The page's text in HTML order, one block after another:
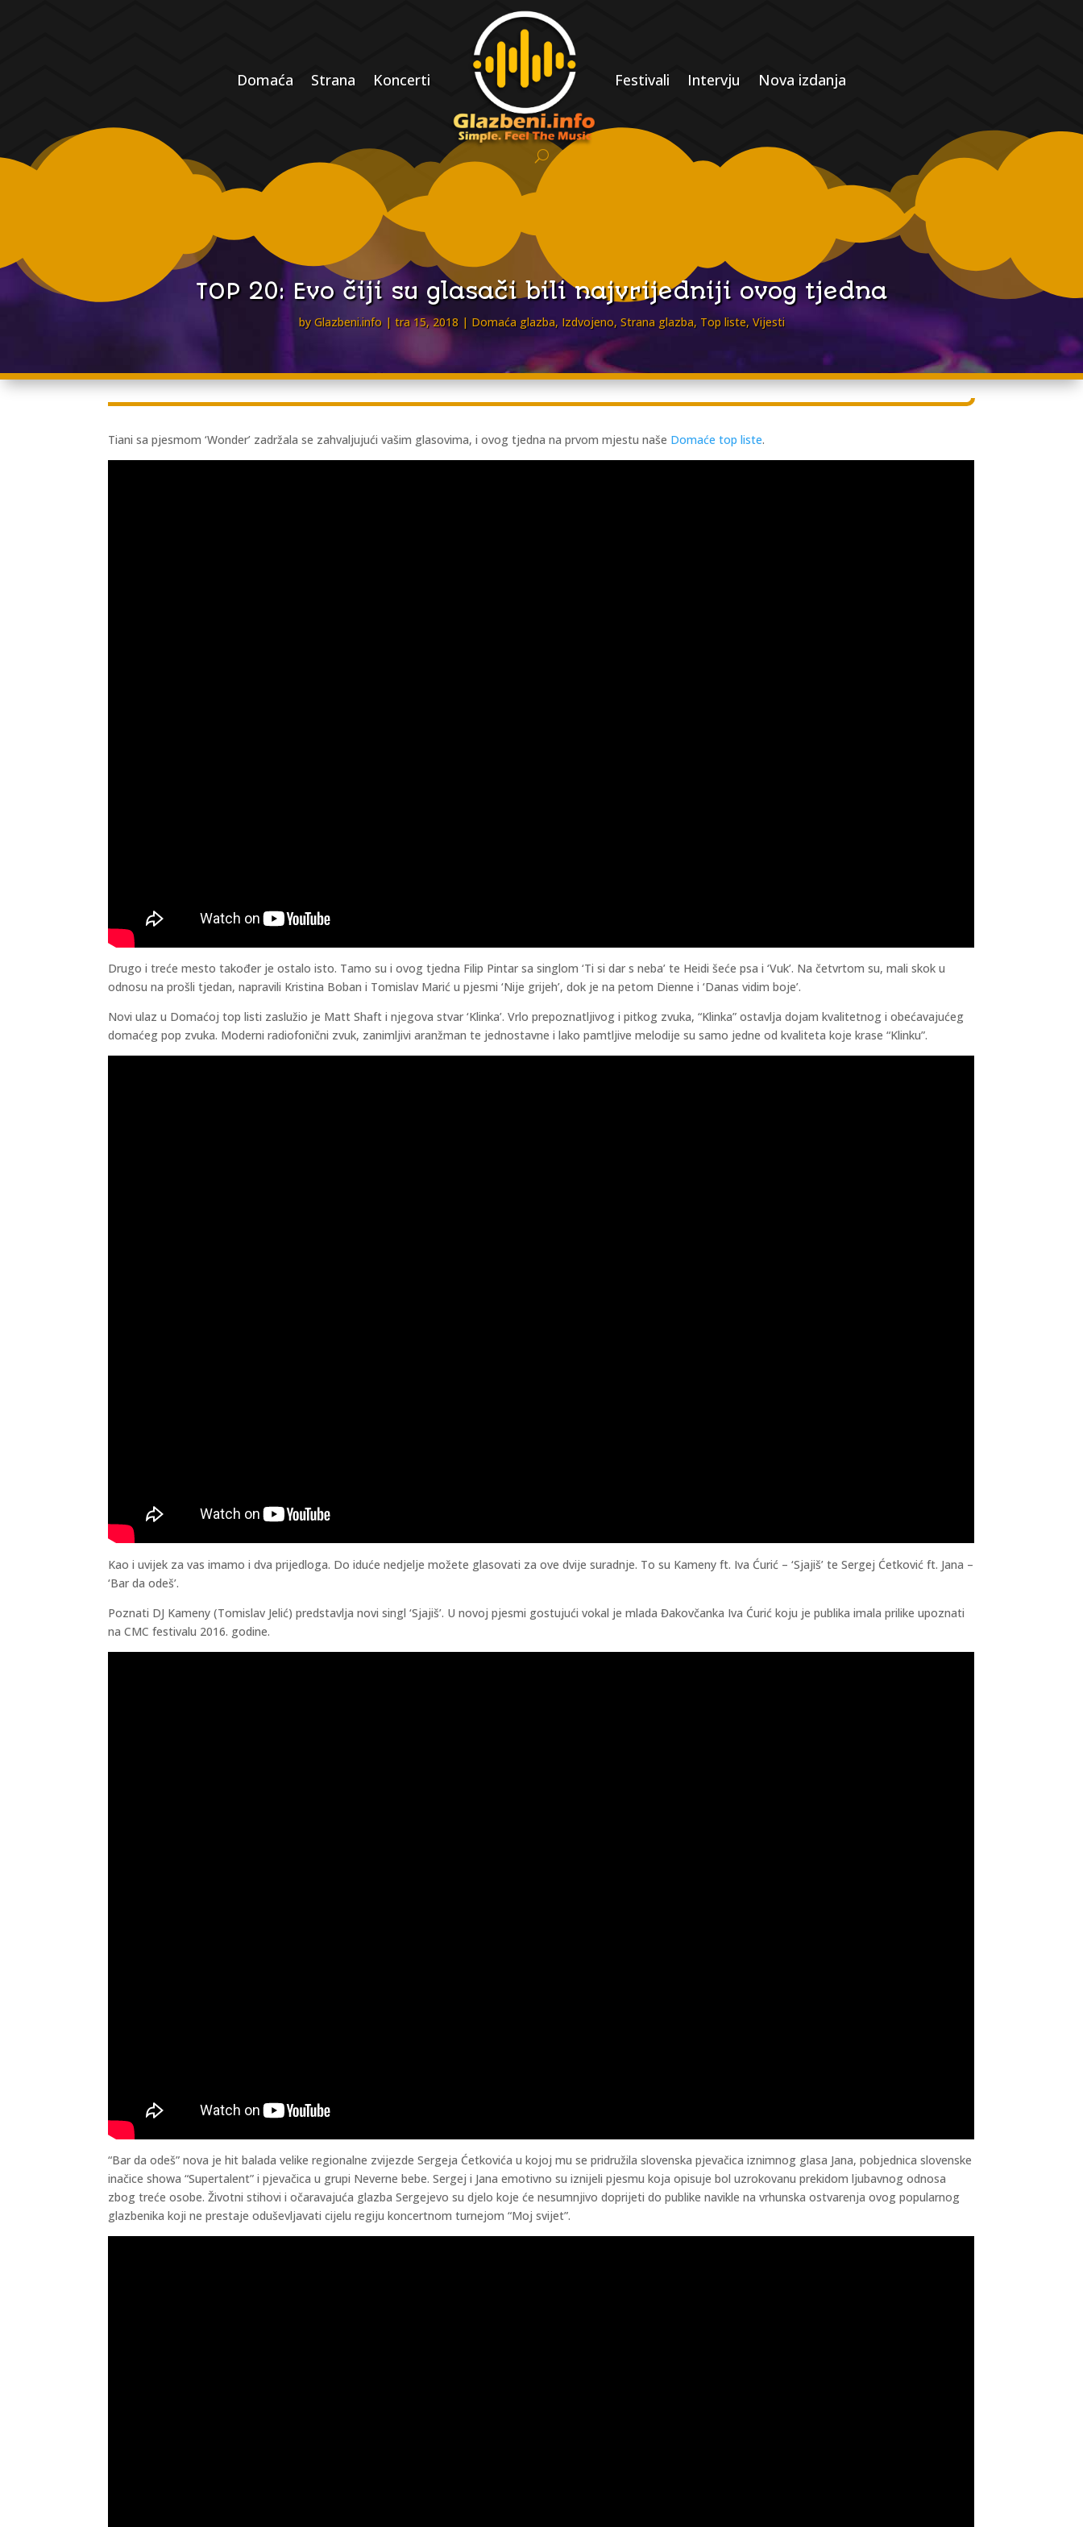
Domaća Strana Koncerti Festivali Intervju Nova izdanja
TOP 20: Evo čiji su glasači bili najvrijedniji ovog tjedna
byGlazbeni.info tra 15, 2018 Domaća glazba, Izdvojeno, Strana glazba, Top liste,Vijesti
Tiani sa pjesmom ‘Wonder’ zadržala se zahvaljujući vašim glasovima, i ovog tjedna na prvom mjestu naše Domaće top liste.
Drugo i treće mesto također je ostalo isto. Tamo su i ovog tjedna Filip Pintar sa singlom ‘Ti si dar s neba’ te Heidi šeće psa i ‘Vuk’. Na četvrtom su, mali skok u
odnosu na prošli tjedan, napravili Kristina Boban i Tomislav Marić u pjesmi ‘Nije grijeh’, dok je na petom Dienne i ‘Danas vidim boje’.
Novi ulaz u Domaćoj top listi zaslužio je Matt Shaft i njegova stvar ‘Klinka’. Vrlo prepoznatljivog i pitkog zvuka, “Klinka” ostavlja dojam kvalitetnog i obećavajućeg
domaćeg pop zvuka. Moderni radiofonični zvuk, zanimljivi aranžman te jednostavne i lako pamtljive melodije su samo jedne od kvaliteta koje krase “Klinku”.
Kao i uvijek za vas imamo i dva prijedloga. Do iduće nedjelje možete glasovati za ove dvije suradnje. To su Kameny ft. Iva Ćurić – ‘Sjajiš’ te Sergej Ćetković ft. Jana –
‘Bar da odeš’.
Poznati DJ Kameny (Tomislav Jelić) predstavlja novi singl ‘Sjajiš’. U novoj pjesmi gostujući vokal je mlada Đakovčanka Iva Ćurić koju je publika imala prilike upoznati
na CMC festivalu 2016. godine.
“Bar da odeš” nova je hit balada velike regionalne zvijezde Sergeja Ćetkovića u kojoj mu se pridružila slovenska pjevačica iznimnog glasa Jana, pobjednica slovenske
inačice showa “Supertalent” i pjevačica u grupi Neverne bebe. Sergej i Jana emotivno su iznijeli pjesmu koja opisuje bol uzrokovanu prekidom ljubavnog odnosa
zbog treće osobe. Životni stihovi i očaravajuća glazba Sergejevo su djelo koje će nesumnjivo doprijeti do publike navikle na vrhunska ostvarenja ovog popularnog
glazbenika koji ne prestaje oduševljavati cijelu regiju koncertnom turnejom “Moj svijet”.